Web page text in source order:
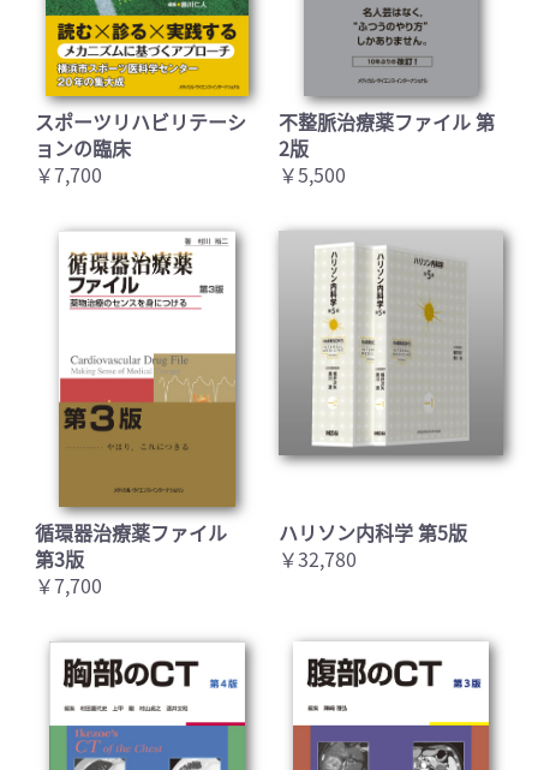
スポーツリハビリテーシ
ョンの臨床
￥7,700
不整脈治療薬ファイル 第
2版
￥5,500
循環器治療薬ファイル
第3版
￥7,700
ハリソン内科学 第5版
￥32,780